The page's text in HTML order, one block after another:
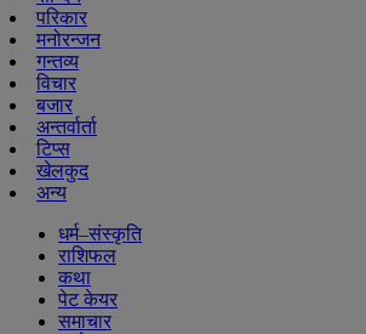
परिकार
मनोरन्जन
गन्तव्य
विचार
बजार
अन्तर्वार्ता
टिप्स
खेलकुद
अन्य
धर्म–संस्कृति
राशिफल
कथा
पेट केयर
समाचार